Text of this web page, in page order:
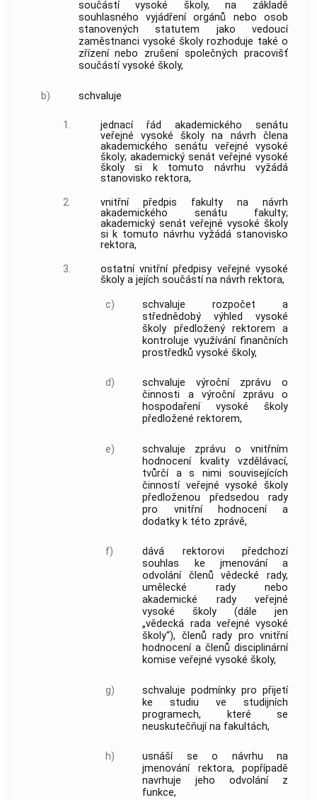
součástí vysoké školy, na základě
souhlasného vyjádření orgánů nebo osob
stanovených statutem jako vedoucí
zaměstnanci vysoké školy rozhoduje také o
zřízení nebo zrušení společných pracovišť
součástí vysoké školy,
b) schvaluje
1.
jednací řád akademického senátu
veřejné vysoké školy na návrh člena
akademického senátu veřejné vysoké
školy; akademický senát veřejné vysoké
školy si k tomuto návrhu vyžádá
stanovisko rektora,
2.
vnitřní předpis fakulty na návrh
akademického senátu fakulty;
akademický senát veřejné vysoké školy
si k tomuto návrhu vyžádá stanovisko
rektora,
3.
ostatní vnitřní předpisy veřejné vysoké
školy a jejích součástí na návrh rektora,
c)
schvaluje rozpočet a
střednědobý výhled vysoké
školy předložený rektorem a
kontroluje využívání finančních
prostředků vysoké školy,
d)
schvaluje výroční zprávu o
činnosti a výroční zprávu o
hospodaření vysoké školy
předložené rektorem,
e)
schvaluje zprávu o vnitřním
hodnocení kvality vzdělávací,
tvůrčí a s nimi souvisejících
činností veřejné vysoké školy
předloženou předsedou rady
pro vnitřní hodnocení a
dodatky k této zprávě,
f)
dává rektorovi předchozí
souhlas ke jmenování a
odvolání členů vědecké rady,
umělecké rady nebo
akademické rady veřejné
vysoké školy (dále jen
„vědecká rada veřejné vysoké
školy“), členů rady pro vnitřní
hodnocení a členů disciplinární
komise veřejné vysoké školy,
g)
schvaluje podmínky pro přijetí
ke studiu ve studijních
programech, které se
neuskutečňují na fakultách,
h)
usnáší se o návrhu na
jmenování rektora, popřípadě
navrhuje jeho odvolání z
funkce,